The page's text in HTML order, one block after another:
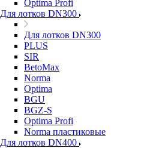
Optima Profi
Для лотков DN300
Для лотков DN300
PLUS
SIR
BetoMax
Norma
Optima
BGU
BGZ-S
Optima Profi
Norma пластиковые
Для лотков DN400